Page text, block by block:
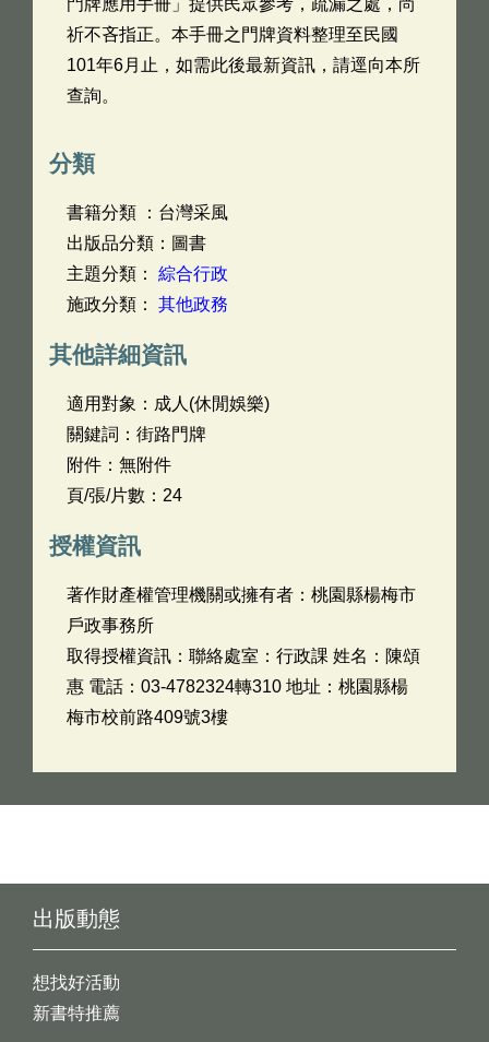
門牌應用手冊」提供民眾參考，疏漏之處，尚
祈不吝指正。本手冊之門牌資料整理至民國
101年6月止，如需此後最新資訊，請逕向本所
查詢。
分類
書籍分類 ：台灣采風
出版品分類：圖書
主題分類： 綜合行政
施政分類： 其他政務
其他詳細資訊
適用對象：成人(休閒娛樂)
關鍵詞：街路門牌
附件：無附件
頁/張/片數：24
授權資訊
著作財產權管理機關或擁有者：桃園縣楊梅市
戶政事務所
取得授權資訊：聯絡處室：行政課 姓名：陳頌
惠 電話：03-4782324轉310 地址：桃園縣楊
梅市校前路409號3樓
出版動態
想找好活動
新書特推薦